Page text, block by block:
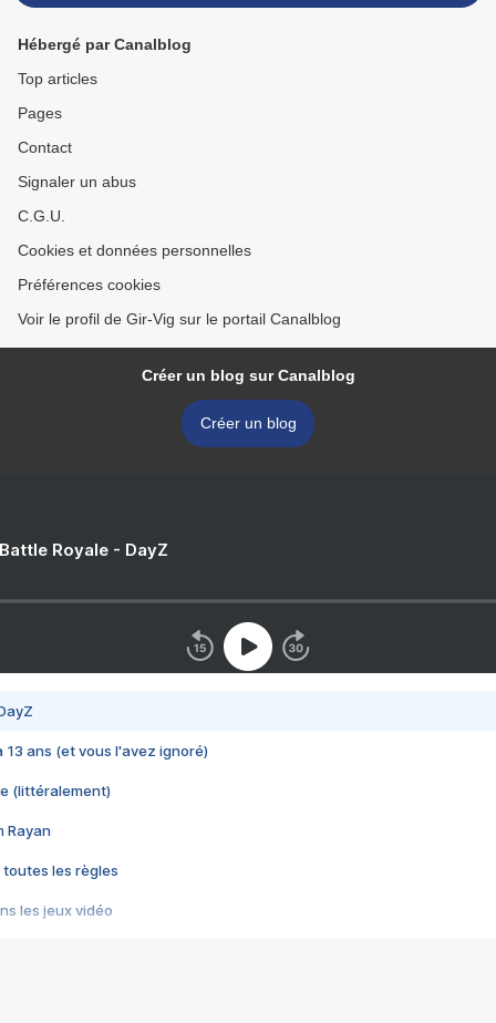
Hébergé par Canalblog
Top articles
Pages
Contact
Signaler un abus
C.G.U.
Cookies et données personnelles
Préférences cookies
Voir le profil de Gir-Vig sur le portail Canalblog
Créer un blog sur Canalblog
Créer un blog
Royale - DayZ
13 ans (et vous l'avez ignoré)
(littéralement)
Rayan
toutes les règles
les jeux vidéo